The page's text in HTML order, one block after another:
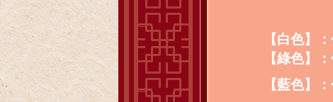
【白色】
【綠色】
【藍色】